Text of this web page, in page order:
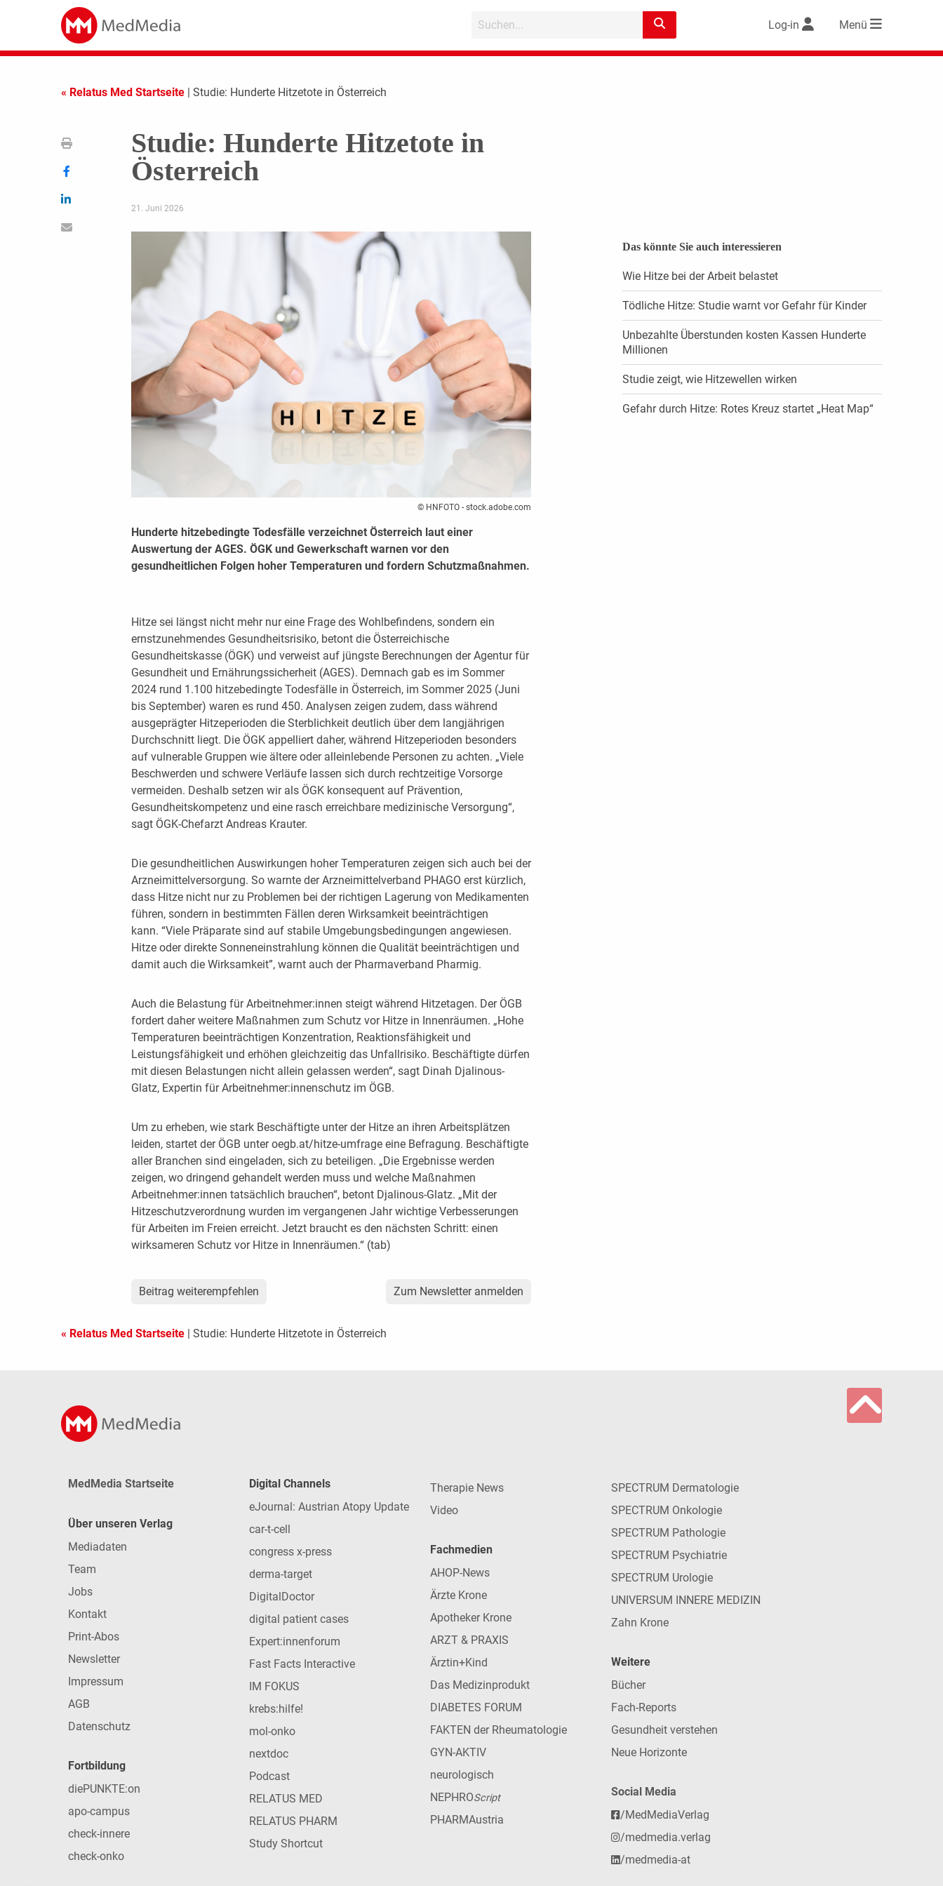
Log-in Menü
« Relatus Med Startseite | Studie: Hunderte Hitzetote in Österreich
Studie: Hunderte Hitzetote in
Österreich
21. Juni 2026
© HNFOTO - stock.adobe.com
Hunderte hitzebedingte Todesfälle verzeichnet Österreich laut einer
Auswertung der AGES. ÖGK und Gewerkschaft warnen vor den
gesundheitlichen Folgen hoher Temperaturen und fordern Schutzmaßnahmen.
Hitze sei längst nicht mehr nur eine Frage des Wohlbefindens, sondern ein
ernstzunehmendes Gesundheitsrisiko, betont die Österreichische
Gesundheitskasse (ÖGK) und verweist auf jüngste Berechnungen der Agentur für
Gesundheit und Ernährungssicherheit (AGES). Demnach gab es im Sommer
2024 rund 1.100 hitzebedingte Todesfälle in Österreich, im Sommer 2025 (Juni
bis September) waren es rund 450. Analysen zeigen zudem, dass während
ausgeprägter Hitzeperioden die Sterblichkeit deutlich über dem langjährigen
Durchschnitt liegt. Die ÖGK appelliert daher, während Hitzeperioden besonders
auf vulnerable Gruppen wie ältere oder alleinlebende Personen zu achten. „Viele
Beschwerden und schwere Verläufe lassen sich durch rechtzeitige Vorsorge
vermeiden. Deshalb setzen wir als ÖGK konsequent auf Prävention,
Gesundheitskompetenz und eine rasch erreichbare medizinische Versorgung“,
sagt ÖGK-Chefarzt Andreas Krauter.
Die gesundheitlichen Auswirkungen hoher Temperaturen zeigen sich auch bei der
Arzneimittelversorgung. So warnte der Arzneimittelverband PHAGO erst kürzlich,
dass Hitze nicht nur zu Problemen bei der richtigen Lagerung von Medikamenten
führen, sondern in bestimmten Fällen deren Wirksamkeit beeinträchtigen
kann. “Viele Präparate sind auf stabile Umgebungsbedingungen angewiesen.
Hitze oder direkte Sonneneinstrahlung können die Qualität beeinträchtigen und
damit auch die Wirksamkeit”, warnt auch der Pharmaverband Pharmig.
Auch die Belastung für Arbeitnehmer:innen steigt während Hitzetagen. Der ÖGB
fordert daher weitere Maßnahmen zum Schutz vor Hitze in Innenräumen. „Hohe
Temperaturen beeinträchtigen Konzentration, Reaktionsfähigkeit und
Leistungsfähigkeit und erhöhen gleichzeitig das Unfallrisiko. Beschäftigte dürfen
mit diesen Belastungen nicht allein gelassen werden“, sagt Dinah Djalinous-
Glatz, Expertin für Arbeitnehmer:innenschutz im ÖGB.
Um zu erheben, wie stark Beschäftigte unter der Hitze an ihren Arbeitsplätzen
leiden, startet der ÖGB unter oegb.at/hitze-umfrage eine Befragung. Beschäftigte
aller Branchen sind eingeladen, sich zu beteiligen. „Die Ergebnisse werden
zeigen, wo dringend gehandelt werden muss und welche Maßnahmen
Arbeitnehmer:innen tatsächlich brauchen“, betont Djalinous-Glatz. „Mit der
Hitzeschutzverordnung wurden im vergangenen Jahr wichtige Verbesserungen
für Arbeiten im Freien erreicht. Jetzt braucht es den nächsten Schritt: einen
wirksameren Schutz vor Hitze in Innenräumen.“ (tab)
Beitrag weiterempfehlen Zum Newsletter anmelden
Das könnte Sie auch interessieren
Wie Hitze bei der Arbeit belastet
Tödliche Hitze: Studie warnt vor Gefahr für Kinder
Unbezahlte Überstunden kosten Kassen Hunderte
Millionen
Studie zeigt, wie Hitzewellen wirken
Gefahr durch Hitze: Rotes Kreuz startet „Heat Map“
« Relatus Med Startseite | Studie: Hunderte Hitzetote in Österreich
MedMedia Startseite
Über unseren Verlag
Mediadaten
Team
Jobs
Kontakt
Print-Abos
Newsletter
Impressum
AGB
Datenschutz
Fortbildung
diePUNKTE:on
apo-campus
check-innere
check-onko
Digital Channels
eJournal: Austrian Atopy Update
car-t-cell
congress x-press
derma-target
DigitalDoctor
digital patient cases
Expert:innenforum
Fast Facts Interactive
IM FOKUS
krebs:hilfe!
mol-onko
nextdoc
Podcast
RELATUS MED
RELATUS PHARM
Study Shortcut
Therapie News
Video
Fachmedien
AHOP-News
Ärzte Krone
Apotheker Krone
ARZT & PRAXIS
Ärztin+Kind
Das Medizinprodukt
DIABETES FORUM
FAKTEN der Rheumatologie
GYN-AKTIV
neurologisch
NEPHROScript
PHARMAustria
SPECTRUM Dermatologie
SPECTRUM Onkologie
SPECTRUM Pathologie
SPECTRUM Psychiatrie
SPECTRUM Urologie
UNIVERSUM INNERE MEDIZIN
Zahn Krone
Weitere
Bücher
Fach-Reports
Gesundheit verstehen
Neue Horizonte
Social Media
/MedMediaVerlag
/medmedia.verlag
/medmedia-at